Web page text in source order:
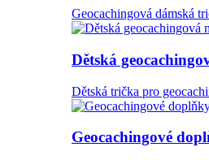
Geocachingová dámská
Dětská
Dětská trička pro
Geocachingové